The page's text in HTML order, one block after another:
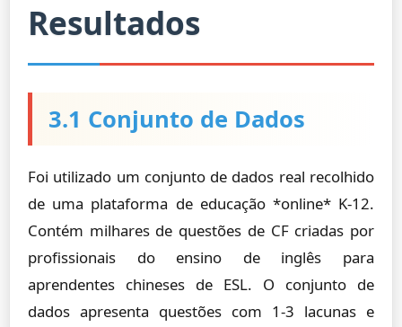
Resultados
3.1 Conjunto de Dados
Foi utilizado um conjunto de dados real recolhido
de uma plataforma de educação *online* K-12.
Contém milhares de questões de CF criadas por
profissionais do ensino de inglês para
aprendentes chineses de ESL. O conjunto de
dados apresenta questões com 1-3 lacunas e